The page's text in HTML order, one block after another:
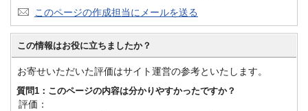
このページの作成担当にメールを送る
この情報はお役に立ちましたか？
お寄せいただいた評価はサイト運営の参考といたします。
質問1：このページの内容は分かりやすかったですか？
評価：